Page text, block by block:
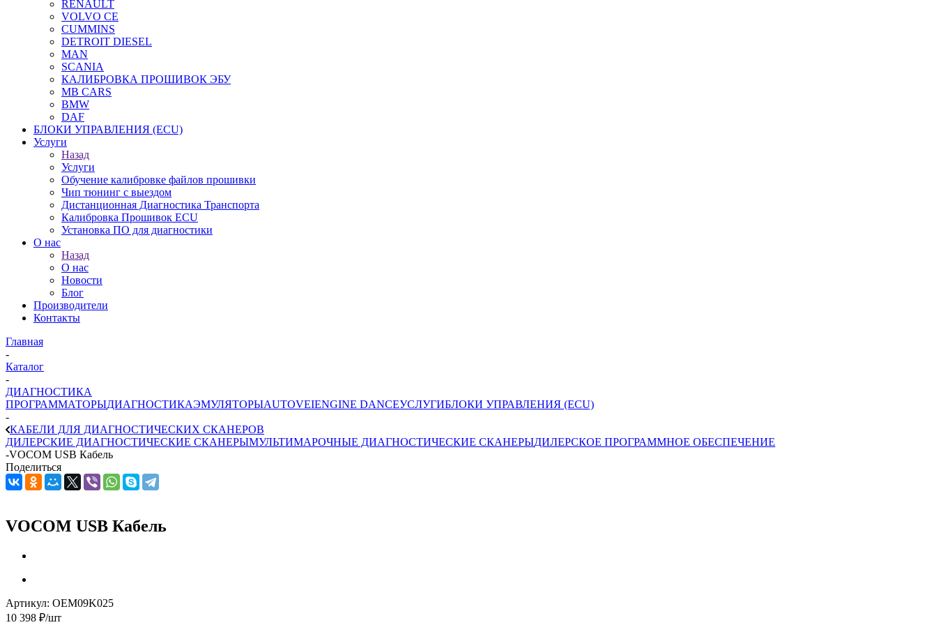
RENAULT
VOLVO CE
CUMMINS
DETROIT DIESEL
MAN
SCANIA
КАЛИБРОВКА ПРОШИВОК ЭБУ
MB CARS
BMW
DAF
БЛОКИ УПРАВЛЕНИЯ (ECU)
Услуги
Назад
Услуги
Обучение калибровке файлов прошивки
Чип тюнинг с выездом
Дистанционная Диагностика Транспорта
Калибровка Прошивок ECU
Установка ПО для диагностики
О нас
Назад
О нас
Новости
Блог
Производители
Контакты
Главная
-
Каталог
-
ДИАГНОСТИКА
ПРОГРАММАТОРЫДИАГНОСТИКАЭМУЛЯТОРЫAUTOVEIENGINE DANCEУСЛУГИБЛОКИ УПРАВЛЕНИЯ (ECU)
-
КАБЕЛИ ДЛЯ ДИАГНОСТИЧЕСКИХ СКАНЕРОВ
ДИЛЕРСКИЕ ДИАГНОСТИЧЕСКИЕ СКАНЕРЫМУЛЬТИМАРОЧНЫЕ ДИАГНОСТИЧЕСКИЕ СКАНЕРЫДИЛЕРСКОЕ ПРОГРАММНОЕ ОБЕСПЕЧЕНИЕ
-VOCOM USB Кабель
Поделиться
VOCOM USB Кабель
Артикул: OEM09K025
10 398 ₽/шт